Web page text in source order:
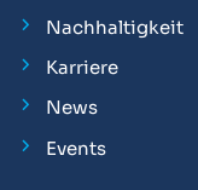
Nachhaltigkeit
Karriere
News
Events